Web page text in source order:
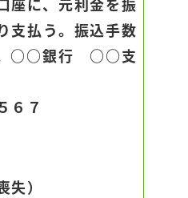
支払う。振込手数
。○○銀行 ○○支
６７
）